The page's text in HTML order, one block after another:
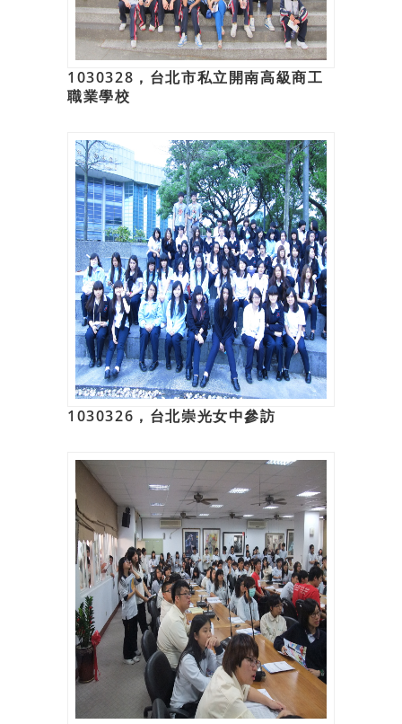
1030328，台北市私立開南高級商工
職業學校
1030326，台北崇光女中參訪